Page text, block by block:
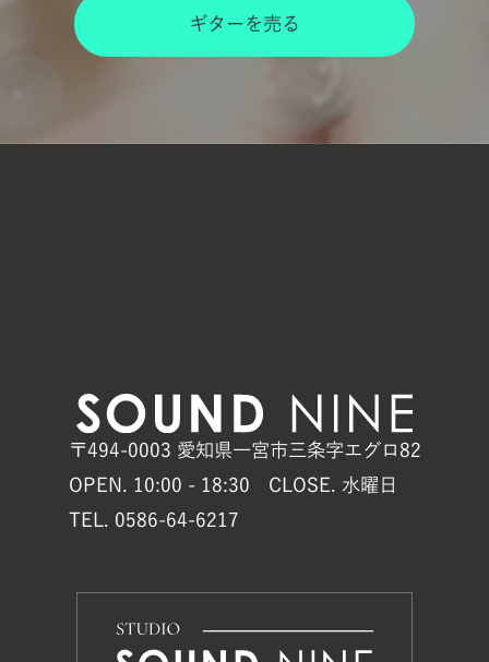
ギターを売る
〒494-0003 愛知県一宮市三条字エグロ82
OPEN. 10:00 - 18:30 CLOSE. 水曜日
TEL. 0586-64-6217